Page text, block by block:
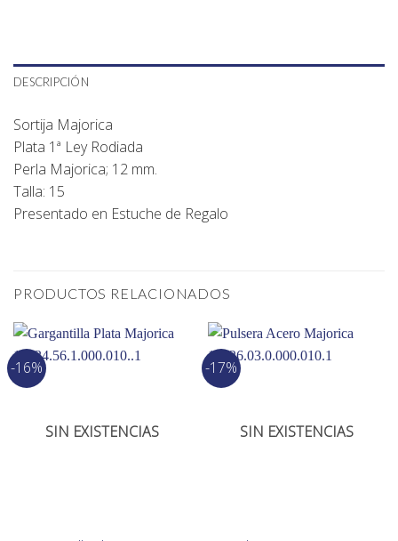
DESCRIPCIÓN
Sortija Majorica
Plata 1ª Ley Rodiada
Perla Majorica; 12 mm.
Talla: 15
Presentado en Estuche de Regalo
PRODUCTOS RELACIONADOS
-16%
SIN EXISTENCIAS
-17%
SIN EXISTENCIAS